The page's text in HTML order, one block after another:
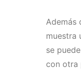
Además
muestra
se
con otra